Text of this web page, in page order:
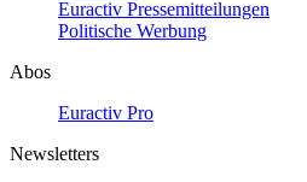
Euractiv Pressemitteilungen
Politische Werbung
Abos
Euractiv Pro
Newsletters